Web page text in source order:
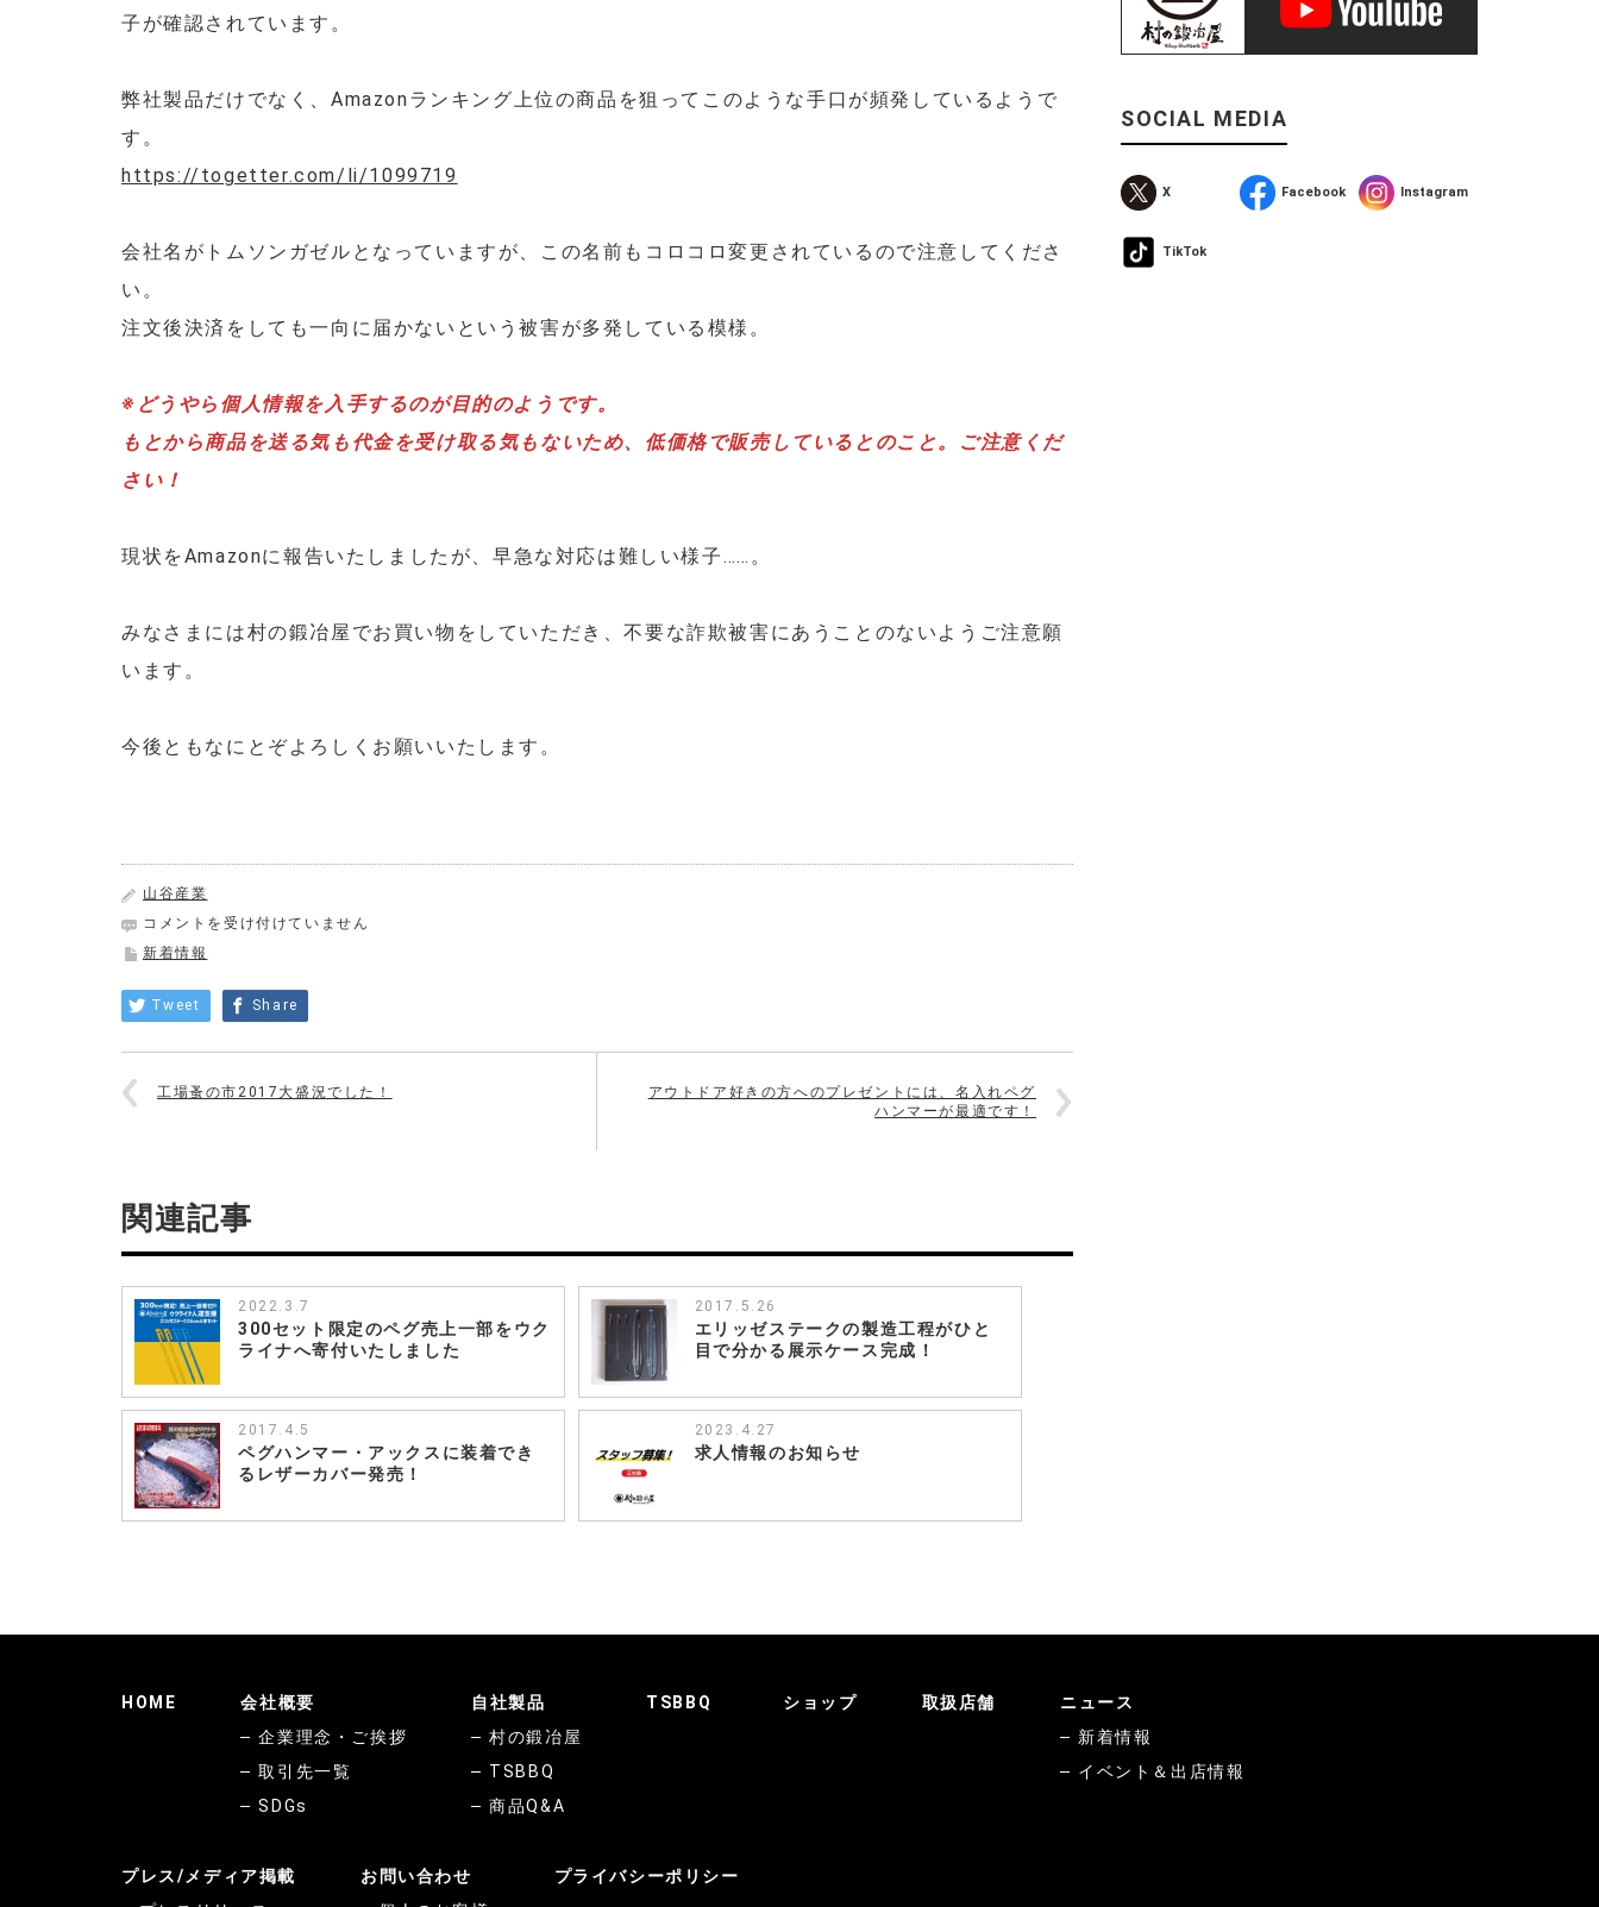
子が確認されています。
弊社製品だけでなく、Amazonランキング上位の商品を狙ってこのような手口が頻発しているようで
す。
https://togetter.com/li/1099719
会社名がトムソンガゼルとなっていますが、この名前もコロコロ変更されているので注意してくださ
い。
注文後決済をしても一向に届かないという被害が多発している模様。
※どうやら個人情報を入手するのが目的のようです。
もとから商品を送る気も代金を受け取る気もないため、低価格で販売しているとのこと。ご注意くだ
さい！
現状をAmazonに報告いたしましたが、早急な対応は難しい様子……。
みなさまには村の鍛冶屋でお買い物をしていただき、不要な詐欺被害にあうことのないようご注意願
います。
今後ともなにとぞよろしくお願いいたします。
山谷産業
注
意！
マ
ー
ッ
プ
村
の
鍛
冶
屋
製
異
様
に
安
い
価
行
コメントを受け付けていません
新着情報
Tweet Share
工場蚤の市2017大盛況でした！
アウトドア好きの方へのプレゼントには、名入れペグ
ハンマーが最適です！
関連記事
2022.3.7
300セット限定のペグ売上一部をウク
ライナへ寄付いたしました
2017.5.26
エリッゼステークの製造工程がひと
目で分かる展示ケース完成！
2017.4.5
ペグハンマー・アックスに装着でき
るレザーカバー発売！
2023.4.27
求人情報のお知らせ
SOCIAL MEDIA
X Facebook Instagram
TikTok
HOME
会社概要
企業理念・ご挨拶
取引先一覧
SDGs
自社製品
村の鍛冶屋
TSBBQ
商品Q&A
TSBBQ ショップ 取扱店舗
ニュース
新着情報
イベント＆出店情報
プレス/メディア掲載
お問い合わせ
プライバシーポリシー